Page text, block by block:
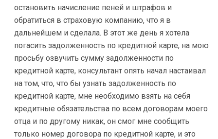
остановить начисление пеней и штрафов и
обратиться в страховую компанию, что я в
дальнейшем и сделала. В этот же день я хотела
погасить задолженность по кредитной карте, на мою
просьбу озвучить сумму задолженности по
кредитной карте, консультант опять начал настаивал
на том, что, что бы узнать задолженность по
кредитной карте, мне необходимо взять на себя
кредитные обязательства по всем договорам моего
отца и по другому никак, он смог мне сообщить
только номер договора по кредитной карте, и это